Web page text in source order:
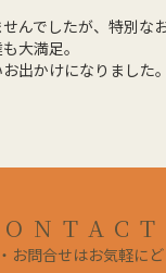
んでしたが、特別な
大満足。
出かけになりました。
お問合せはお気軽に